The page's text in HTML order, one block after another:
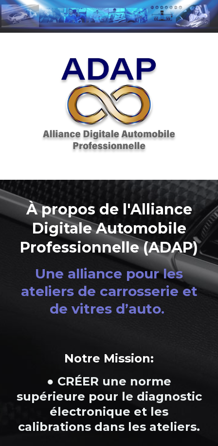
À propos de l'Alliance
Digitale Automobile
Professionnelle (ADAP)
Une alliance pour les
ateliers de carrosserie et
de vitres d’auto.
Notre Mission:
● CRÉER une norme
supérieure pour le diagnostic
électronique et les
calibrations dans les ateliers.